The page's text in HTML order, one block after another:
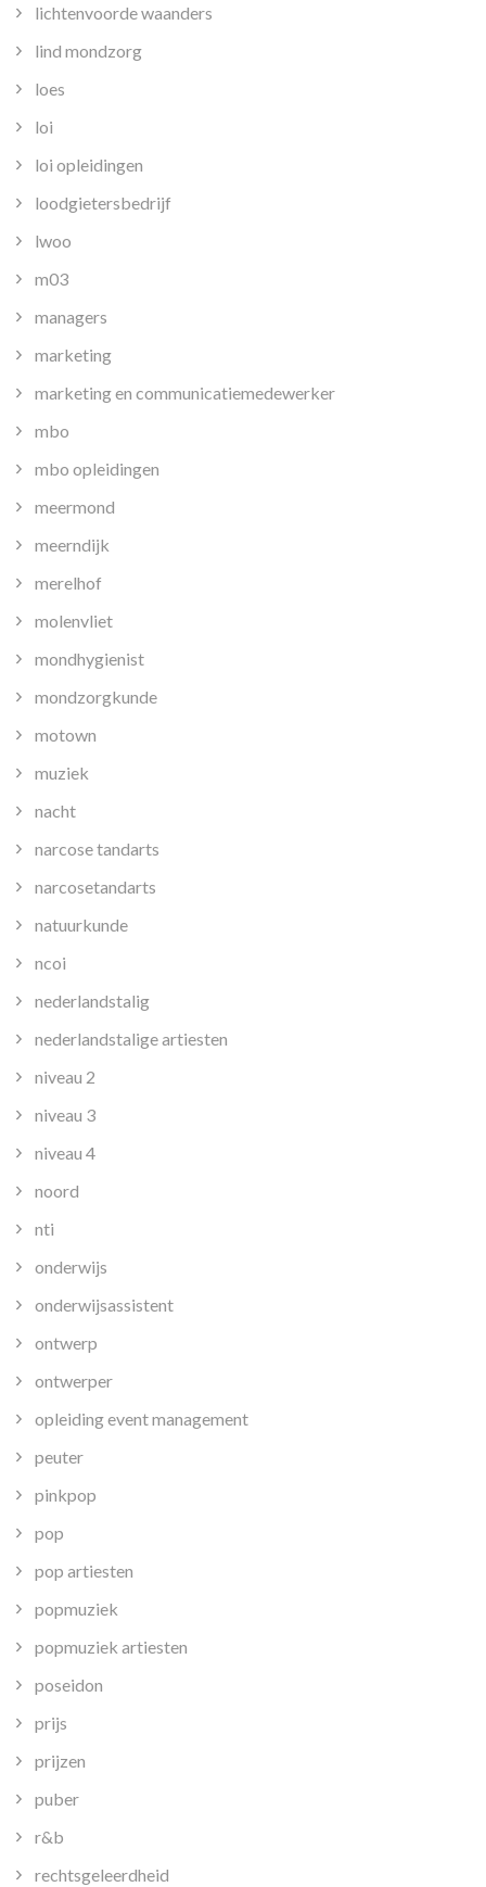
lichtenvoorde waanders
lind mondzorg
loes
loi
loi opleidingen
loodgietersbedrijf
lwoo
m03
managers
marketing
marketing en communicatiemedewerker
mbo
mbo opleidingen
meermond
meerndijk
merelhof
molenvliet
mondhygienist
mondzorgkunde
motown
muziek
nacht
narcose tandarts
narcosetandarts
natuurkunde
ncoi
nederlandstalig
nederlandstalige artiesten
niveau 2
niveau 3
niveau 4
noord
nti
onderwijs
onderwijsassistent
ontwerp
ontwerper
opleiding event management
peuter
pinkpop
pop
pop artiesten
popmuziek
popmuziek artiesten
poseidon
prijs
prijzen
puber
r&b
rechtsgeleerdheid